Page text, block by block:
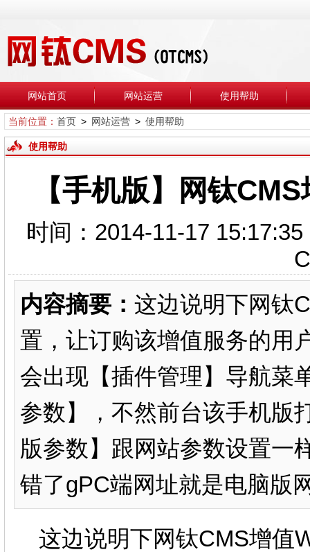
网站首页 网站运营 使用帮助
当前位置： 首页> 网站运营> 使用帮助
使用帮助
【手机版】网钛
时间：2014-11-17
内容摘要： 这边说明下网钛
置，让订购该增值服务的用
会出现【插件管理】导航菜
参数】，不然前台该手机版
版参数】跟网站参数设置一
错了gPC端网址就是电脑版
这边说明下网钛CMS增值